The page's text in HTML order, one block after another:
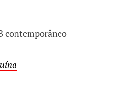
contemporâneo